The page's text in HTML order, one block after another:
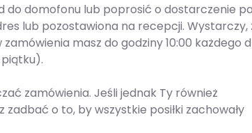
do domofonu lub poprosić o dostarczenie
lub pozostawiona na recepcji. Wystarczy,
masz do godziny 10:00 każdego
zamówienia. Jeśli jednak Ty również
o to, by wszystkie posiłki zachowały